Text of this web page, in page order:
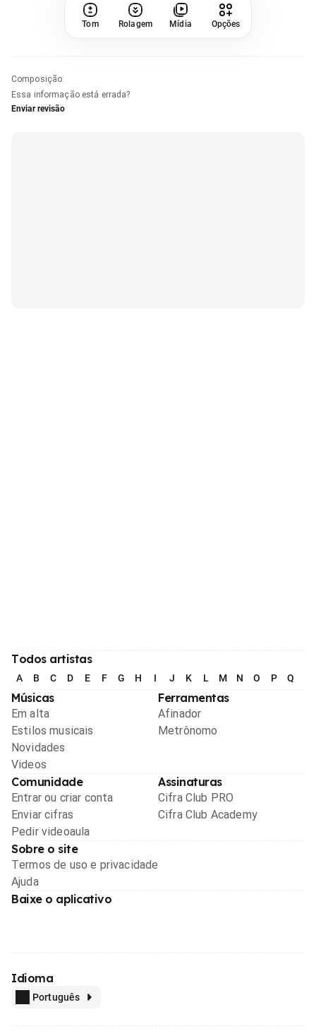
Tom Rolagem Mídia Opções
Composição:
Essa informação está errada?
Enviar revisão
Todos artistas
A B C D E F G H I J K L M N O P Q
Músicas
Em alta
Estilos musicais
Novidades
Videos
Ferramentas
Afinador
Metrônomo
Comunidade
Entrar ou criar conta
Enviar cifras
Pedir videoaula
Assinaturas
Cifra Club PRO
Cifra Club Academy
Sobre o site
Termos de uso e privacidade
Ajuda
Baixe o aplicativo
Idioma
Português